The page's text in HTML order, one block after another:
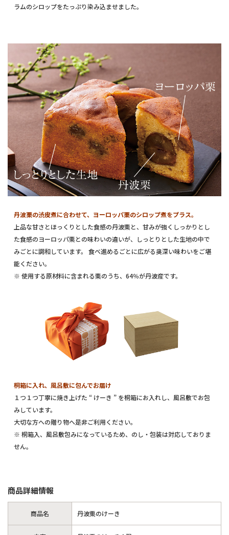
ラムのシロップをたっぷり染み込ませました。
丹波栗の渋皮煮に合わせて、ヨーロッパ栗のシロップ煮をプラス。
上品な甘さとほっくりとした食感の丹波栗と、甘みが強くしっかりとし
た食感のヨーロッパ栗との味わいの違いが、しっとりとした生地の中で
みごとに調和しています。 食べ進めるごとに広がる奥深い味わいをご堪
能ください。
※ 使用する原材料に含まれる栗のうち、64％が丹波産です。
桐箱に入れ、風呂敷に包んでお届け
１つ１つ丁寧に焼き上げた “ けーき ” を桐箱にお入れし、風呂敷でお包
みしています。
大切な方への贈り物へ是非ご利用ください。
※ 桐箱入、風呂敷包みになっているため、のし・包装は対応しておりま
せん。
商品詳細情報
商品名 丹波栗のけーき